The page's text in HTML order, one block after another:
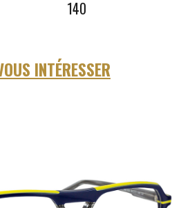
140
INTÉRESSER